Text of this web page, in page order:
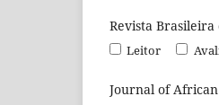
Revista
Leitor
Journal of